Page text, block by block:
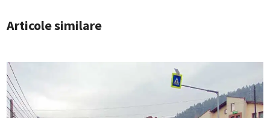
Articole similare